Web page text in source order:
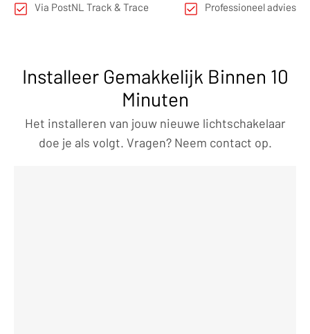
Via PostNL Track & Trace Professioneel advies
Installeer Gemakkelijk Binnen 10
Minuten
Het installeren van jouw nieuwe lichtschakelaar
doe je als volgt. Vragen? Neem contact op.